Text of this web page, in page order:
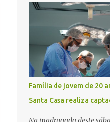
procedimento, a conta
bloqueada por algumas
conseguir acessar o
novamente contato com o
mas não obteve
adega. O caso aconteceu
20h40, na região da
acordo com as primeiras
confusão teria começado
estabelecimento e se
externa, quando dois
passaram a efetuar
vítimas morreram ainda
três pessoas foram
Até o momento, não
Família de jovem de 20
Santa Casa realiza
Na madrugada deste